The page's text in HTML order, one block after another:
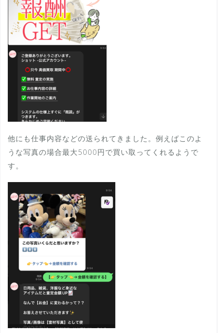
他にも仕事内容などの送られてきました。例えばこのよ
うな写真の場合最大5000円で買い取ってくれるようで
す。